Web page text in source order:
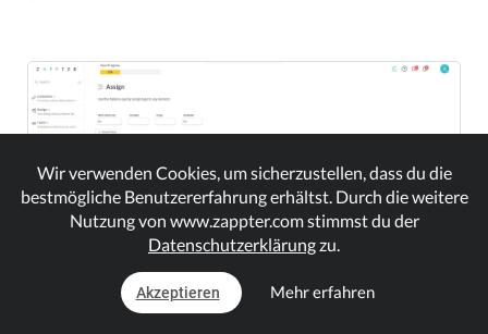
Wir verwenden Cookies, um sicherzustellen, dass du die
bestmögliche Benutzererfahrung erhältst. Durch die weitere
Nutzung von www.zappter.com stimmst du der
Datenschutzerklärungzu.
Akzeptieren Mehr erfahren